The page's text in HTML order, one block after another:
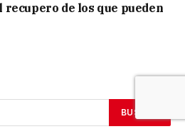
recupero de los que pueden